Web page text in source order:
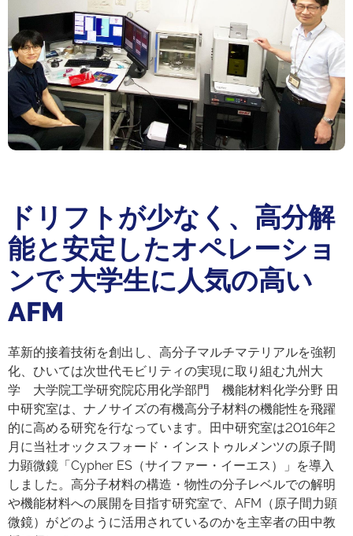
お問い合わせ
ドリフトが少なく、高分解
能と安定したオペレーショ
ンで 大学生に人気の高い
AFM
革新的接着技術を創出し、高分子マルチマテリアルを強靭
化、ひいては次世代モビリティの実現に取り組む九州大
学 大学院工学研究院応用化学部門 機能材料化学分野 田
中研究室は、ナノサイズの有機高分子材料の機能性を飛躍
的に高める研究を行なっています。田中研究室は2016年2
月に当社オックスフォード・インストゥルメンツの原子間
力顕微鏡「Cypher ES（サイファー・イーエス）」を導入
しました。高分子材料の構造・物性の分子レベルでの解明
や機能材料への展開を目指す研究室で、AFM（原子間力顕
微鏡）がどのように活用されているのかを主宰者の田中教